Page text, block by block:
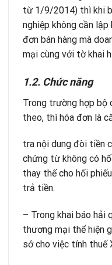
từ 1/9/2014) thì khi
nghiệp không cần
đơn bán hàng mà
mại cùng với tờ khai
1.2. Chức năng
Trong trường hợp bộ
theo, thì hóa đơn là
tra nội dung đòi tiền
chứng từ không có
thay thế cho hối
trả tiền.
– Trong khai báo hải
thương mại thể hiện
sở cho việc tính thuế